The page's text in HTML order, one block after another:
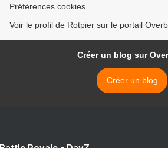
Préférences cookies
Voir le profil de Rotpier sur le portail
Créer un blog sur
Créer un blog